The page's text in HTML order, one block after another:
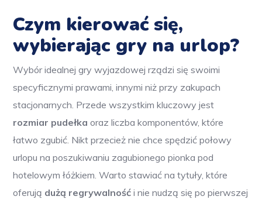
Czym kierować się,
wybierając gry na urlop?
Wybór idealnej gry wyjazdowej rządzi się swoimi
specyficznymi prawami, innymi niż przy zakupach
stacjonarnych. Przede wszystkim kluczowy jest
rozmiar pudełka oraz liczba komponentów, które
łatwo zgubić. Nikt przecież nie chce spędzić połowy
urlopu na poszukiwaniu zagubionego pionka pod
hotelowym łóżkiem. Warto stawiać na tytuły, które
oferują dużą regrywalność i nie nudzą się po pierwszej